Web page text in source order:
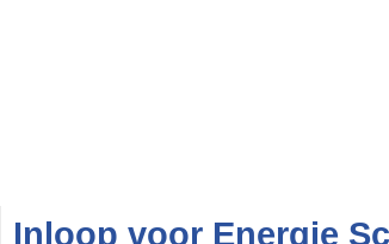
Inloop voor Energie